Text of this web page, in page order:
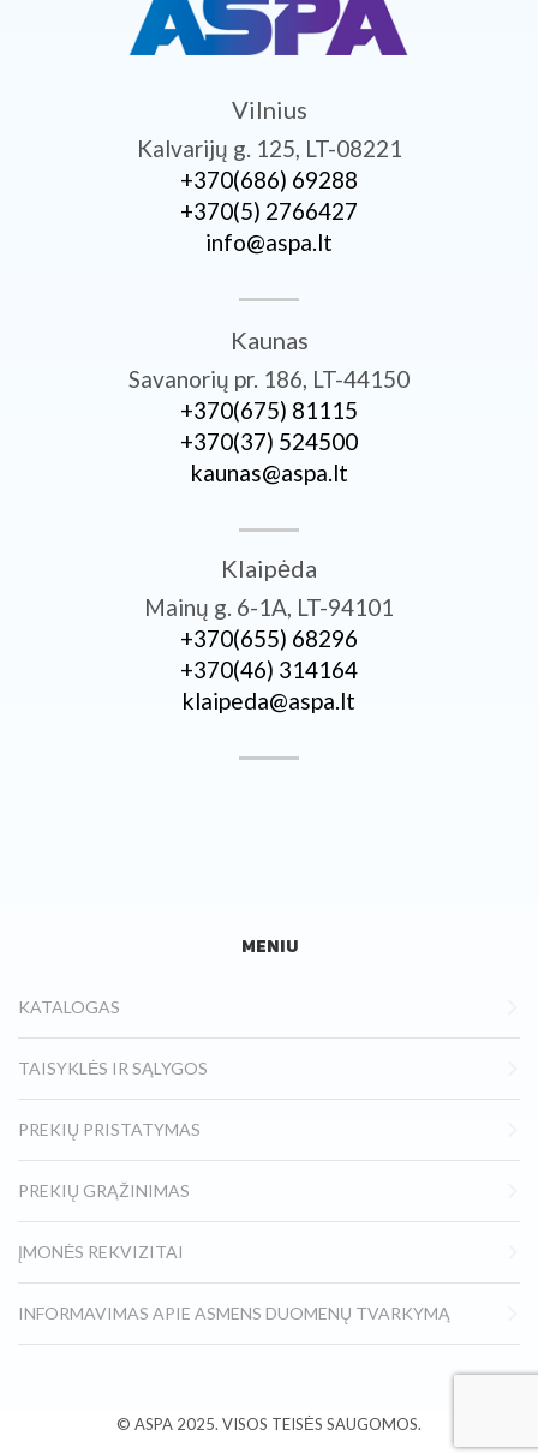
Vilnius
Kalvarijų g. 125, LT-08221
+370­(686) 69288
+370­(5) 2766427
info@aspa.lt
Kaunas
Savanorių pr. 186, LT-44150
+370­(675) 81115
+370­(37) 524500
kaunas@aspa.lt
Klaipėda
Mainų g. 6-1A, LT-94101
+370­(655) 68296
+370­(46) 314164
klaipeda@aspa.lt
MENIU
KATALOGAS
TAISYKLĖS IR SĄLYGOS
PREKIŲ PRISTATYMAS
PREKIŲ GRĄŽINIMAS
ĮMONĖS REKVIZITAI
INFORMAVIMAS APIE ASMENS DUOMENŲ TVARKYMĄ
© ASPA 2025. VISOS TEISĖS SAUGOMOS.